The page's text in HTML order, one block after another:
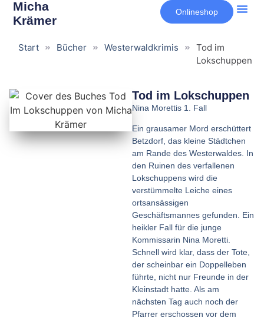
springen
Micha
Krämer
Onlineshop
Start Bücher Westerwaldkrimis
Tod im
Lokschuppen
Tod im Lokschuppen
Nina Morettis 1. Fall
Ein grausamer Mord erschüttert
Betzdorf, das kleine Städtchen
am Rande des Westerwaldes. In
den Ruinen des verfallenen
Lokschuppens wird die
verstümmelte Leiche eines
ortsansässigen
Geschäftsmannes gefunden. Ein
heikler Fall für die junge
Kommissarin Nina Moretti.
Schnell wird klar, dass der Tote,
der scheinbar ein Doppelleben
führte, nicht nur Freunde in der
Kleinstadt hatte. Als am
nächsten Tag auch noch der
Pfarrer erschossen vor dem